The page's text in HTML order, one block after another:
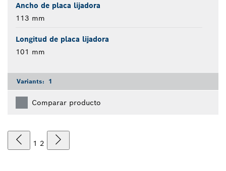
Ancho de placa lijadora
113 mm
Longitud de placa lijadora
101 mm
Variants: 1
Comparar producto
1 2